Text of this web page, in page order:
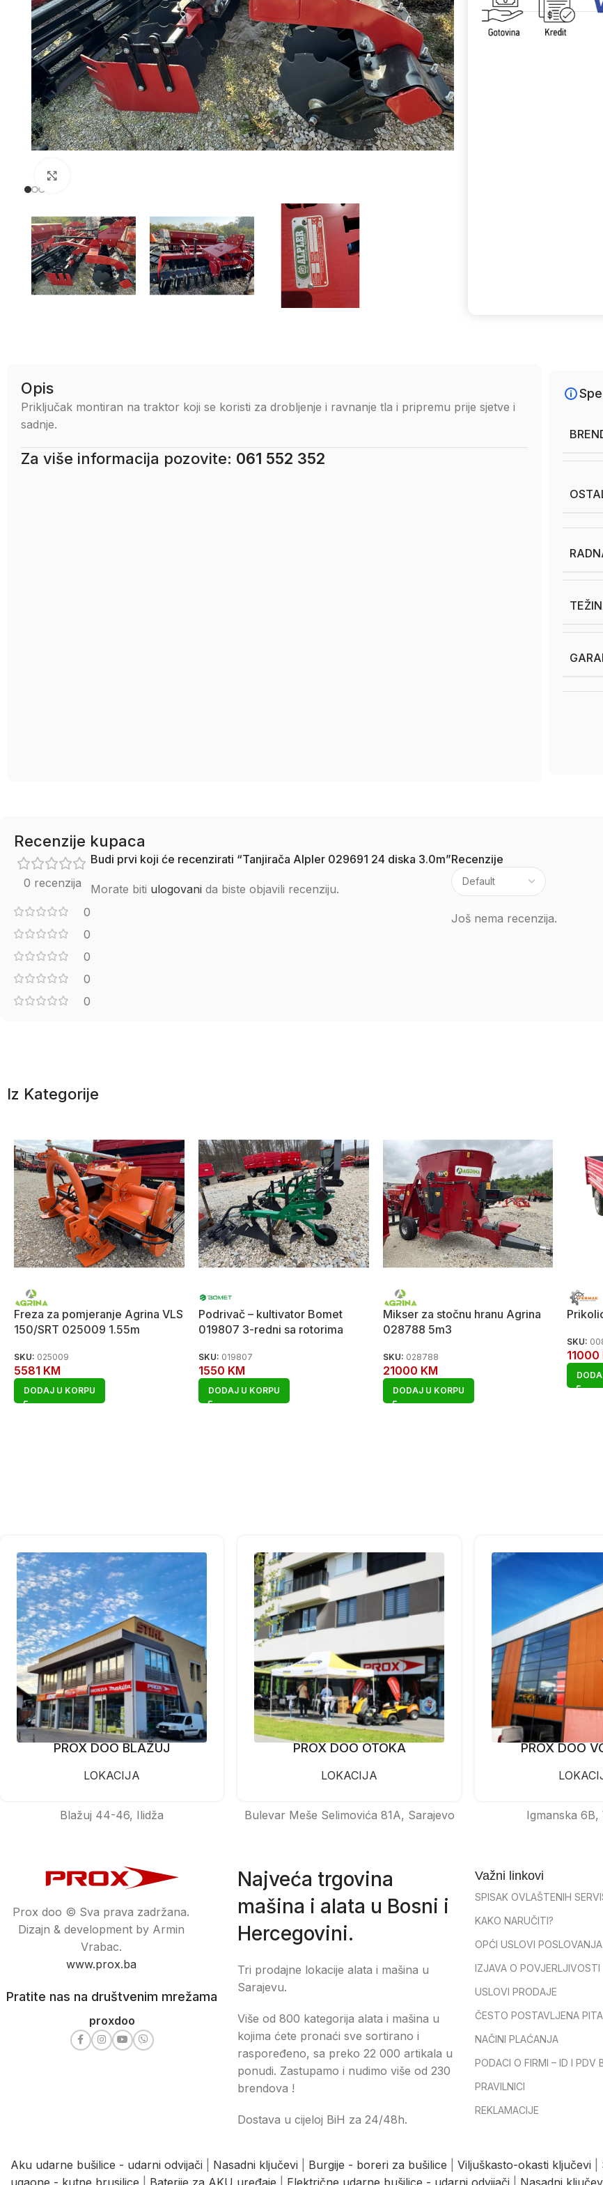
Opis
Priključak montiran na traktor koji se koristi za drobljenje i ravnanje tla i pripremu prije sjetve i
sadnje.
Za više informacija pozovite: 061 552 352
Recenzije kupaca
0 recenzija
0
0
0
0
0
Recenzije
Još nema recenzija.
Budi prvi koji će recenzirati “Tanjirača Alpler 029691 24 diska 3.0m”
Morate biti ulogovani da biste objavili recenziju.
Iz Kategorije
Freza za pomjeranje Agrina VLS
150/SRT 025009 1.55m
SKU: 025009
5581 KM
DODAJ U KORPU
Podrivač – kultivator Bomet
019807 3-redni sa rotorima
SKU: 019807
1550 KM
DODAJ U KORPU
Mikser za stočnu hranu Agrina
028788 5m3
SKU: 028788
21000 KM
DODAJ U KORPU
SKU:
11000
PROX DOO BLAŽUJ
LOKACIJA
Blažuj 44-46, Ilidža
PROX DOO OTOKA
LOKACIJA
Bulevar Meše Selimovića 81A, Sarajevo
PROX DOO
Igmanska 6B,
Prox doo © Sva prava zadržana.
Dizajn & development by Armin
Vrabac.
www.prox.ba
Pratite nas na društvenim mrežama
proxdoo
Najveća trgovina
mašina i alata u Bosni i
Hercegovini.
Tri prodajne lokacije alata i mašina u
Sarajevu.
Više od 800 kategorija alata i mašina u
kojima ćete pronaći sve sortirano i
raspoređeno, sa preko 22 000 artikala u
ponudi. Zastupamo i nudimo više od 230
brendova !
Dostava u cijeloj BiH za 24/48h.
Važni linkovi
SPISAK OVLAŠTENIH
KAKO NARUČITI?
OPĆI USLOVI POSLOVANJA
IZJAVA O POVJERLJIVOSTI
USLOVI PRODAJE
ČESTO POSTAVLJENA
NAČINI PLAĆANJA
PODACI O FIRMI – ID I PDV
PRAVILNICI
REKLAMACIJE
Aku udarne bušilice - udarni odvijači Nasadni ključevi Burgije - boreri za bušilice Viljuškasto-okasti ključevi
ugaone - kutne brusilice
Baterije za AKU uređaje Električne udarne bušilice - udarni odvijači Nasadni